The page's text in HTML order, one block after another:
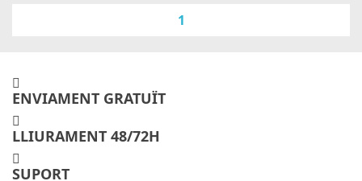
1
ENVIAMENT GRATUÏT
LLIURAMENT 48/72H
SUPORT